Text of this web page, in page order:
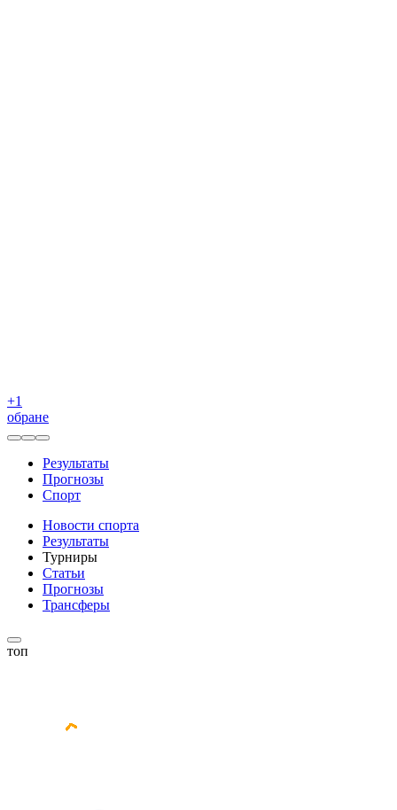
+1
обране
Результаты
Прогнозы
Спорт
Новости спорта
Результаты
Турниры
Статьи
Прогнозы
Трансферы
топ